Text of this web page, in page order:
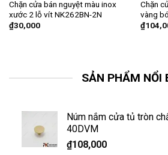
Chặn cửa bán nguyệt màu inox
xước 2 lỗ vít NK262BN-2N
₫30,000
Chặn
vàng
₫
SẢN PHẨM NỔI
Núm nắm cửa tủ tròn
40DVM
₫108,000